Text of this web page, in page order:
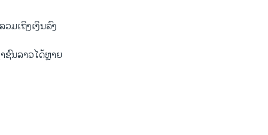
ມເຖິງເງິນລົງ
ຊົນລາວໄດ້ຫຼາຍ